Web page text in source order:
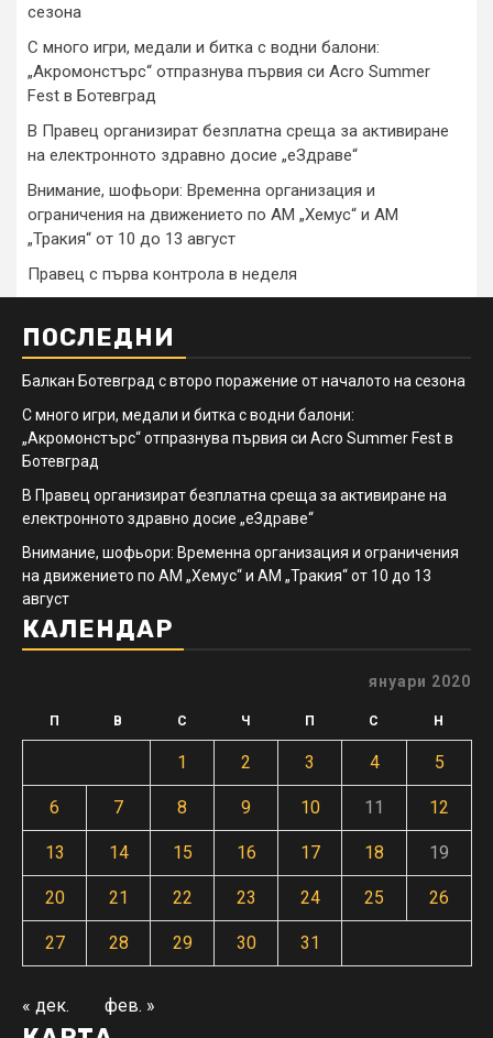
сезона
С много игри, медали и битка с водни балони:
„Акромонстърс“ отпразнува първия си Acro Summer
Fest в Ботевград
В Правец организират безплатна среща за активиране
на електронното здравно досие „еЗдраве“
Внимание, шофьори: Временна организация и
ограничения на движението по АМ „Хемус“ и АМ
„Тракия“ от 10 до 13 август
Правец с първа контрола в неделя
ПОСЛЕДНИ
Балкан Ботевград с второ поражение от началото на сезона
С много игри, медали и битка с водни балони:
„Акромонстърс“ отпразнува първия си Acro Summer Fest в
Ботевград
В Правец организират безплатна среща за активиране на
електронното здравно досие „еЗдраве“
Внимание, шофьори: Временна организация и ограничения
на движението по АМ „Хемус“ и АМ „Тракия“ от 10 до 13
август
КАЛЕНДАР
януари 2020
П В С Ч П С Н
1 2 3 4 5
6 7 8 9 10 11 12
13 14 15 16 17 18 19
20 21 22 23 24 25 26
27 28 29 30 31
« дек. фев. »